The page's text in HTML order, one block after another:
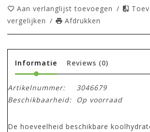
Aan verlanglijst toevoegen /
vergelijken / Afdrukken
Informatie Reviews (0)
Artikelnummer:
3046679
Beschikbaarheid:
Op voorraad
De hoeveelheid beschikbare